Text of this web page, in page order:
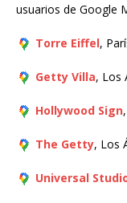
usuarios de Google
Torre Eiffel,
Getty Villa, Los
Hollywood Sign
The Getty, Los
Universal